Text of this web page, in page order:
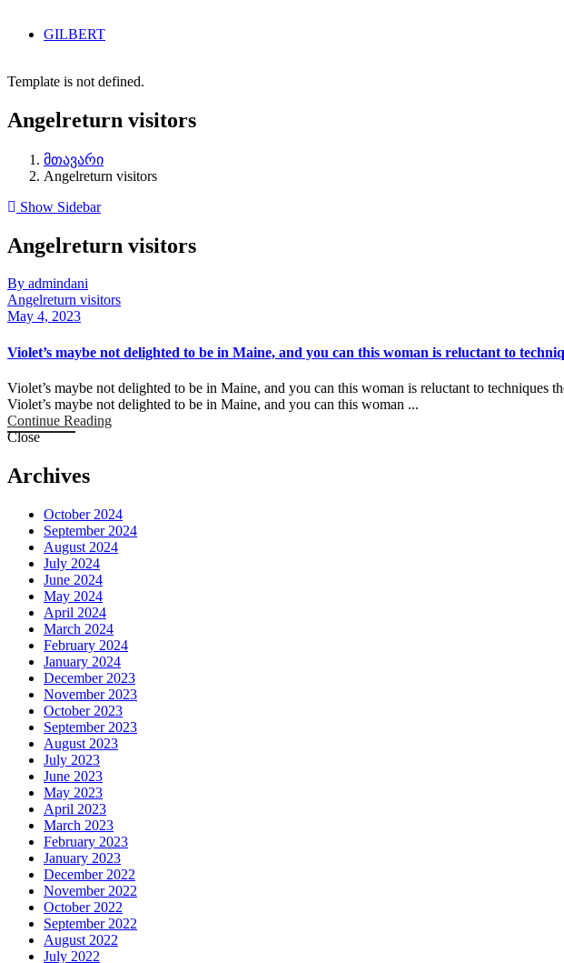
GILBERT
Template is not defined.
Angelreturn visitors
მთავარი
Angelreturn visitors
Show Sidebar
Angelreturn visitors
By admindani
Angelreturn visitors
May 4, 2023
Violet’s maybe not delighted to be in Maine, and you can this woman is reluctant to
Violet’s maybe not delighted to be in Maine, and you can this woman is reluctant to techniques
Violet’s maybe not delighted to be in Maine, and you can this woman ...
Continue Reading
Close
Archives
October 2024
September 2024
August 2024
July 2024
June 2024
May 2024
April 2024
March 2024
February 2024
January 2024
December 2023
November 2023
October 2023
September 2023
August 2023
July 2023
June 2023
May 2023
April 2023
March 2023
February 2023
January 2023
December 2022
November 2022
October 2022
September 2022
August 2022
July 2022